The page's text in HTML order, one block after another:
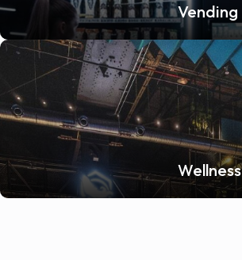
Vending
Wellness